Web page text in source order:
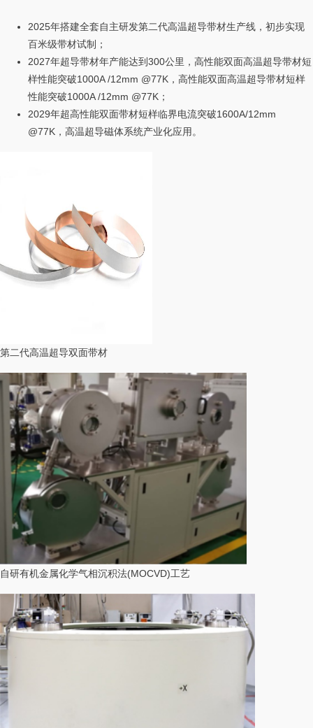
2025年搭建全套自主研发第二代高温超导带材生产线，初步实现
百米级带材试制；
2027年超导带材年产能达到300公里，高性能双面高温超导带材短
样性能突破1000A /12mm @77K，高性能双面高温超导带材短样
性能突破1000A /12mm @77K；
2029年超高性能双面带材短样临界电流突破1600A/12mm
@77K，高温超导磁体系统产业化应用。
第二代高温超导双面带材
自研有机金属化学气相沉积法(MOCVD)工艺